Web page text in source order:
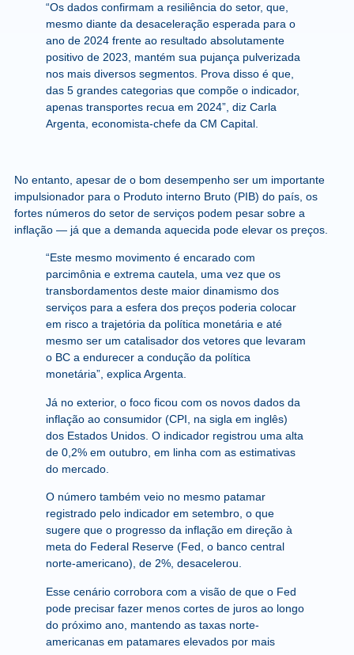
“Os dados confirmam a resiliência do setor, que,
mesmo diante da desaceleração esperada para o
ano de 2024 frente ao resultado absolutamente
positivo de 2023, mantém sua pujança pulverizada
nos mais diversos segmentos. Prova disso é que,
das 5 grandes categorias que compõe o indicador,
apenas transportes recua em 2024”, diz Carla
Argenta, economista-chefe da CM Capital.
No entanto, apesar de o bom desempenho ser um importante
impulsionador para o Produto interno Bruto (PIB) do país, os
fortes números do setor de serviços podem pesar sobre a
inflação — já que a demanda aquecida pode elevar os preços.
“Este mesmo movimento é encarado com
parcimônia e extrema cautela, uma vez que os
transbordamentos deste maior dinamismo dos
serviços para a esfera dos preços poderia colocar
em risco a trajetória da política monetária e até
mesmo ser um catalisador dos vetores que levaram
o BC a endurecer a condução da política
monetária”, explica Argenta.
Já no exterior, o foco ficou com os novos dados da
inflação ao consumidor (CPI, na sigla em inglês)
dos Estados Unidos. O indicador registrou uma alta
de 0,2% em outubro, em linha com as estimativas
do mercado.
O número também veio no mesmo patamar
registrado pelo indicador em setembro, o que
sugere que o progresso da inflação em direção à
meta do Federal Reserve (Fed, o banco central
norte-americano), de 2%, desacelerou.
Esse cenário corrobora com a visão de que o Fed
pode precisar fazer menos cortes de juros ao longo
do próximo ano, mantendo as taxas norte-
americanas em patamares elevados por mais